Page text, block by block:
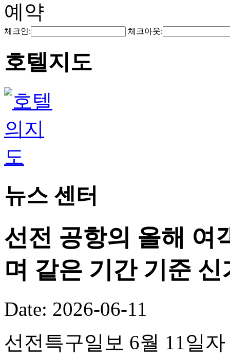
예약
체크인: 체크아웃:
호텔지도
뉴스 센터
선전 공항의 올해 여
며 같은 기간 기준
Date: 2026-06-11
선전특구일보 6월 11일